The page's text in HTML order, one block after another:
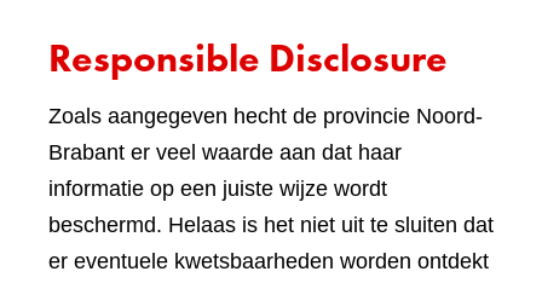
Responsible Disclosure
Zoals aangegeven hecht de provincie Noord-
Brabant er veel waarde aan dat haar
informatie op een juiste wijze wordt
beschermd. Helaas is het niet uit te sluiten dat
er eventuele kwetsbaarheden worden ontdekt